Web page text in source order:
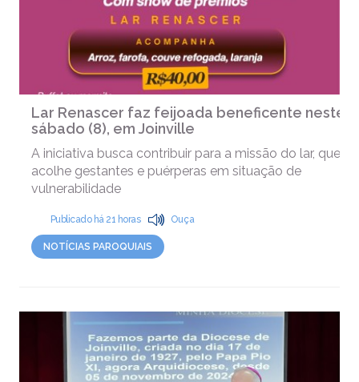
Lar Renascer faz feijoada beneficente neste
sábado (8), em Joinville
A iniciativa busca contribuir para a missão do lar, que
acolhe gestantes e puérperas em situação de
vulnerabilidade
Publicado há 21 horas Ouça
NOTÍCIAS PAROQUIAIS